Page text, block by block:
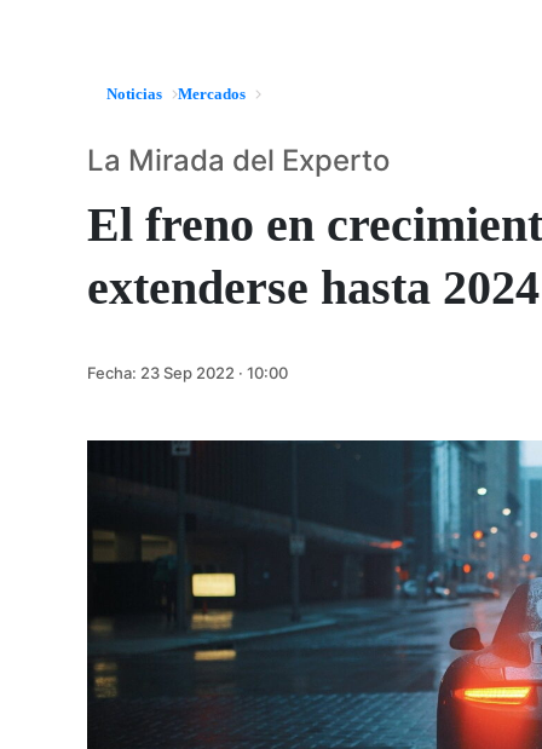
Noticias Mercados
El freno en
extenderse hasta 2024
La Mirada del Experto
Fecha: 23 Sep 2022 · 10:00